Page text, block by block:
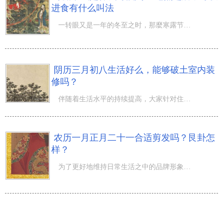
进食有什么叫法
一转眼又是一年的冬至之时，那麼寒露节气是什么时候,冬至七点之后不可以进食有什么叫法？的秋季来临，代表
阴历三月初八生活好么，能够破土室内装
修吗？
农历一月正月二十一合适剪发吗？艮卦怎
样？